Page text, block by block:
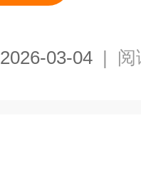
2026-03-04 | 阅